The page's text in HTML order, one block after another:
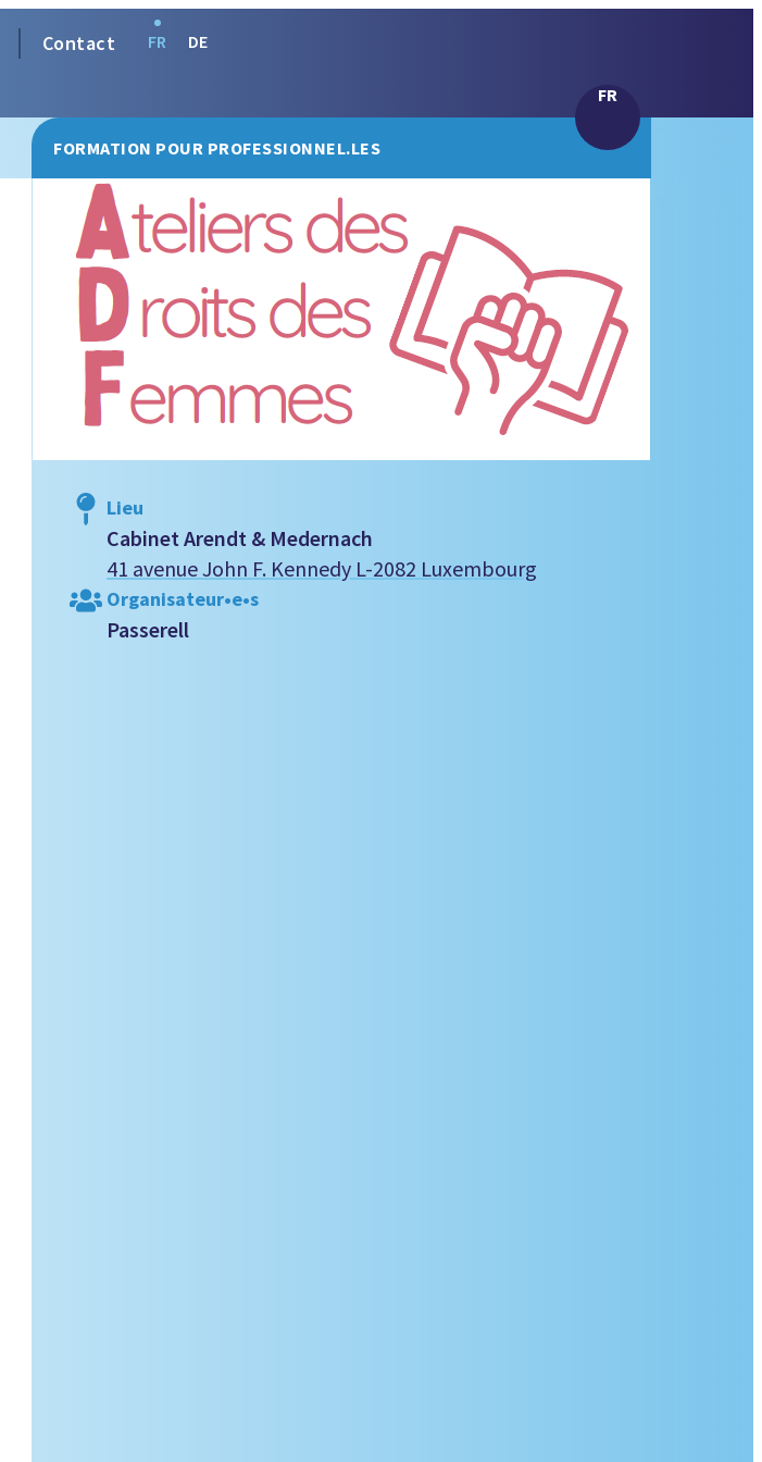
Contact FR DE
FORMATION POUR PROFESSIONNEL.LES
FR
Lieu
Cabinet Arendt & Medernach
41 avenue John F. Kennedy L-2082 Luxembourg
Organisateur•e•s
Passerell